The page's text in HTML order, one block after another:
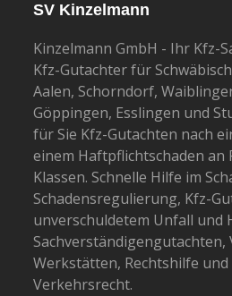
SV Kinzelmann
Kinzelmann GmbH - Ihr Kfz-
Kfz-Gutachter für
Aalen, Schorndorf,
Göppingen, Esslingen und
für Sie Kfz-Gutachten nach
einem Haftpflichtschaden an
Klassen. Schnelle Hilfe im
Schadensregulierung, Kfz-
unverschuldetem Unfall und
Werkstätten, Rechtshilfe
Verkehrsrecht.